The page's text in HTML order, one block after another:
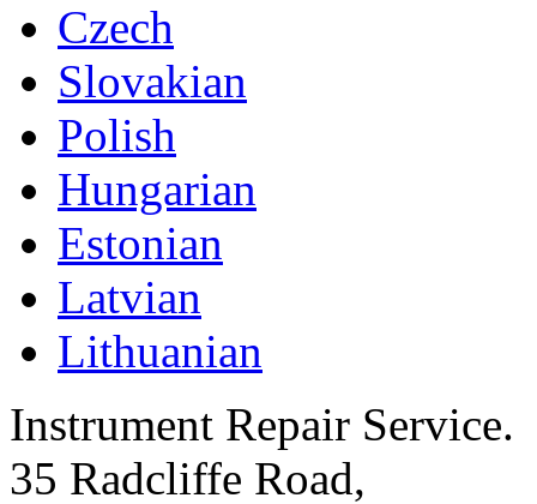
Czech
Slovakian
Polish
Hungarian
Estonian
Latvian
Lithuanian
Instrument Repair Service.
35 Radcliffe Road,